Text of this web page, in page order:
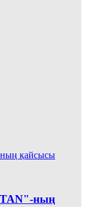
ның